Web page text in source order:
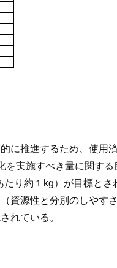
に推進するため、使用
実施すべき量に関す
り約１kg）が目標と
資源性と分別のしやす
れている。